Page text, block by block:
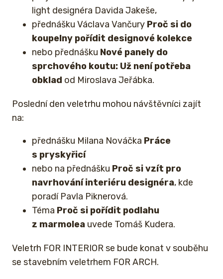
light designéra Davida Jakeše,
přednášku Václava Vančury Proč si do
koupelny pořídit designové kolekce
nebo přednášku Nové panely do
sprchového koutu: Už není potřeba
obklad od Miroslava Jeřábka.
Poslední den veletrhu mohou návštěvníci zajít
na:
přednášku Milana Nováčka Práce
s pryskyřicí
nebo na přednášku Proč si vzít pro
navrhování interiéru designéra, kde
poradí Pavla Piknerová.
Téma Proč si pořídit podlahu
z marmolea uvede Tomáš Kudera.
Veletrh FOR INTERIOR se bude konat v souběhu
se stavebním veletrhem FOR ARCH.